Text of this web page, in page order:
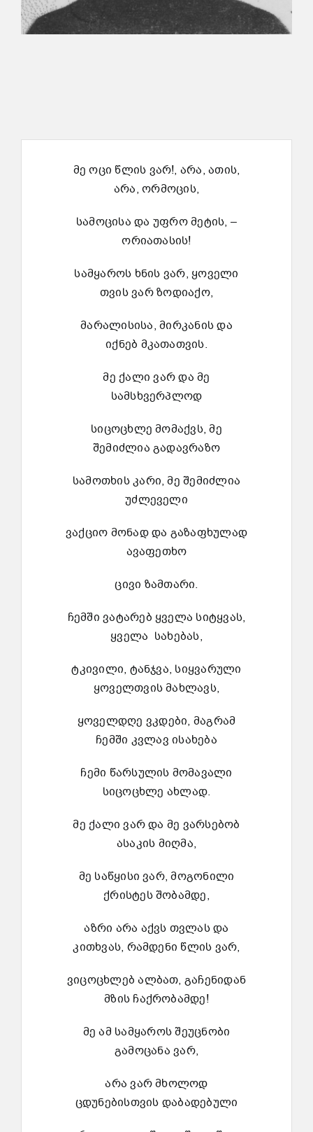
მე ოცი წლის ვარ!, არა, ათის,
არა, ორმოცის,
სამოცისა და უფრო მეტის, –
ორიათასის!
სამყაროს ხნის ვარ, ყოველი
თვის ვარ ზოდიაქო,
მარალისისა, მირკანის და
იქნებ მკათათვის.
მე ქალი ვარ და მე
სამსხვერპლოდ
სიცოცხლე მომაქვს, მე
შემიძლია გადავრაზო
სამოთხის კარი, მე შემიძლია
უძლეველი
ვაქციო მონად და გაზაფხულად
ავაფეთხო
ცივი ზამთარი.
ჩემში ვატარებ ყველა სიტყვას,
ყველა სახებას,
ტკივილი, ტანჯვა, სიყვარული
ყოველთვის მახლავს,
ყოველდღე ვკდები, მაგრამ
ჩემში კვლავ ისახება
ჩემი წარსულის მომავალი
სიცოცხლე ახლად.
მე ქალი ვარ და მე ვარსებობ
ასაკის მიღმა,
მე საწყისი ვარ, მოგონილი
ქრისტეს შობამდე,
აზრი არა აქვს თვლას და
კითხვას, რამდენი წლის ვარ,
ვიცოცხლებ ალბათ, გაჩენიდან
მზის ჩაქრობამდე!
მე ამ სამყაროს შეუცნობი
გამოცანა ვარ,
არა ვარ მხოლოდ
ცდუნებისთვის დაბადებული